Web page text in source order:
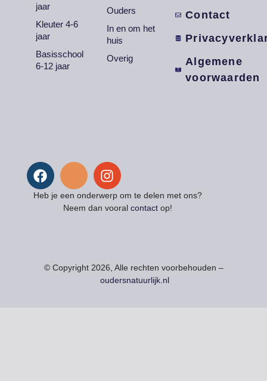
Heb je een onderwerp om te delen met ons?
Neem dan vooral contactop!
jaar
Kleuter 4-6
jaar
Basisschool
6-12 jaar
Ouders
In en om het
huis
Overig
Contact
Algemene
voorwaarden
© Copyright 2026, Alle rechten voorbehouden –
oudersnatuurlijk.nl